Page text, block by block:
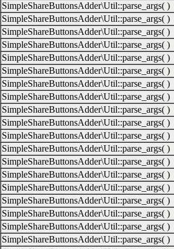
SimpleShareButtonsAdder\Util::parse_args( )
SimpleShareButtonsAdder\Util::parse_args( )
SimpleShareButtonsAdder\Util::parse_args( )
SimpleShareButtonsAdder\Util::parse_args( )
SimpleShareButtonsAdder\Util::parse_args( )
SimpleShareButtonsAdder\Util::parse_args( )
SimpleShareButtonsAdder\Util::parse_args( )
SimpleShareButtonsAdder\Util::parse_args( )
SimpleShareButtonsAdder\Util::parse_args( )
SimpleShareButtonsAdder\Util::parse_args( )
SimpleShareButtonsAdder\Util::parse_args( )
SimpleShareButtonsAdder\Util::parse_args( )
SimpleShareButtonsAdder\Util::parse_args( )
SimpleShareButtonsAdder\Util::parse_args( )
SimpleShareButtonsAdder\Util::parse_args( )
SimpleShareButtonsAdder\Util::parse_args( )
SimpleShareButtonsAdder\Util::parse_args( )
SimpleShareButtonsAdder\Util::parse_args( )
SimpleShareButtonsAdder\Util::parse_args( )